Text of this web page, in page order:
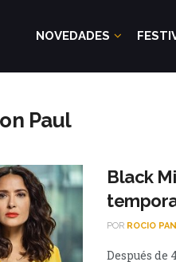
NOVEDADES
Paul
Black
POR ROCIO
Después de